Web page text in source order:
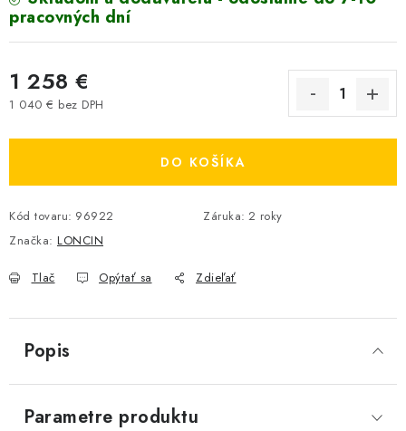
pracovných dní
1 258 €
1 040 € bez DPH
DO KOŠÍKA
Kód tovaru: 96922 Záruka: 2 roky
Značka: LONCIN
Tlač Opýtať sa Zdieľať
Popis
Parametre produktu